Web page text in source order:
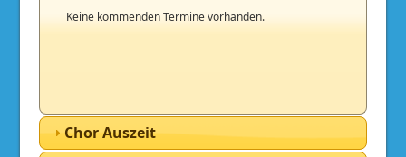
Keine kommenden Termine vorhanden.
Chor Auszeit